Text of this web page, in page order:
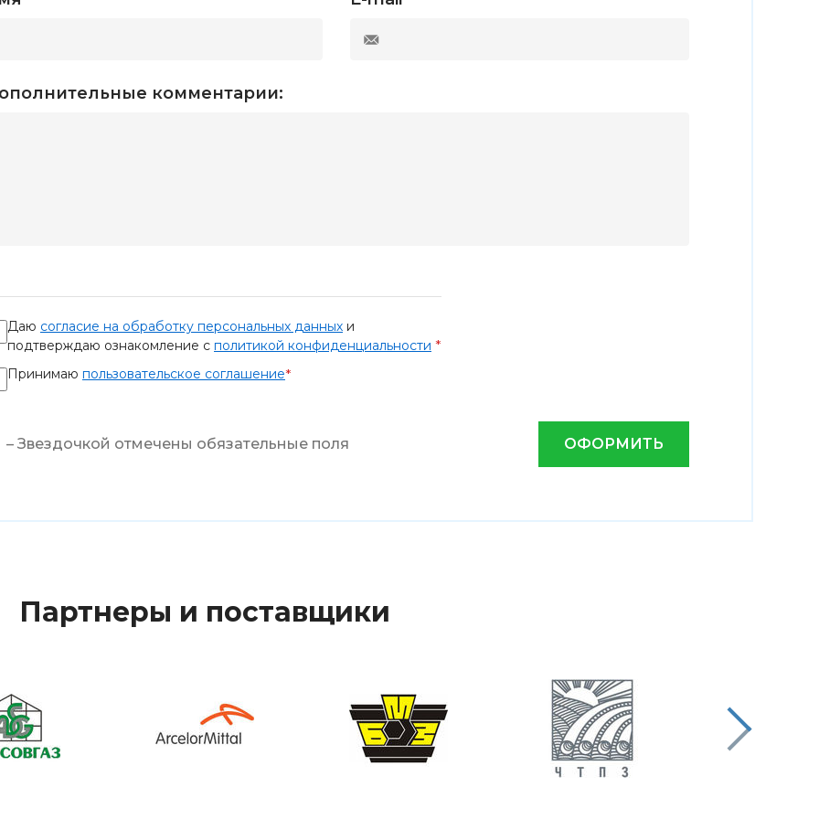
комментарии:
Даю согласие на обработку персональных данных и
подтверждаю ознакомление с политикой конфиденциальности *
Принимаю пользовательское соглашение*
– Звездочкой отмечены обязательные поля ОФОРМИТЬ
Партнеры и поставщики